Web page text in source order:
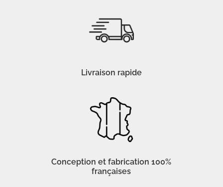
Livraison rapide
Conception et fabrication 100%
françaises